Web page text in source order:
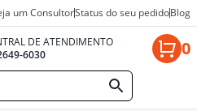
um ConsultorStatus do seu pedidoBlog
DE ATENDIMENTO
6030
0